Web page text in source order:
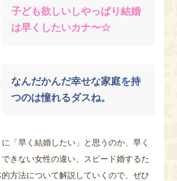
子ども欲しいしやっぱり結婚
は早くしたいカナ〜☆
なんだかんだ幸せな家庭を持
つのは憧れるダスね。
「早く結婚したい」と思うのか、早く
きない女性の違い、スピード婚するた
方法について解説していくので、ぜひ